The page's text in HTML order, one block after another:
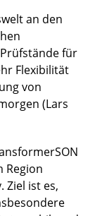
an den
für
Flexibilität
von
(Lars
Region
Ziel ist es,